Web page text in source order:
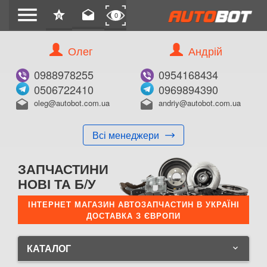
menu star
0 drafts 0
Олег
0988978255
0506722410
drafts oleg@autobot.com.ua
Всі менеджери
Андрій
0954168434
0969894390
drafts andriy@autobot.com.ua
ЗАПЧАСТИНИ
НОВІ ТА Б/У
ІНТЕРНЕТ МАГАЗИН АВТОЗАПЧАСТИН В УКРАЇНІ
ДОСТАВКА З ЄВРОПИ
КАТАЛОГ keyboard_arrow_down